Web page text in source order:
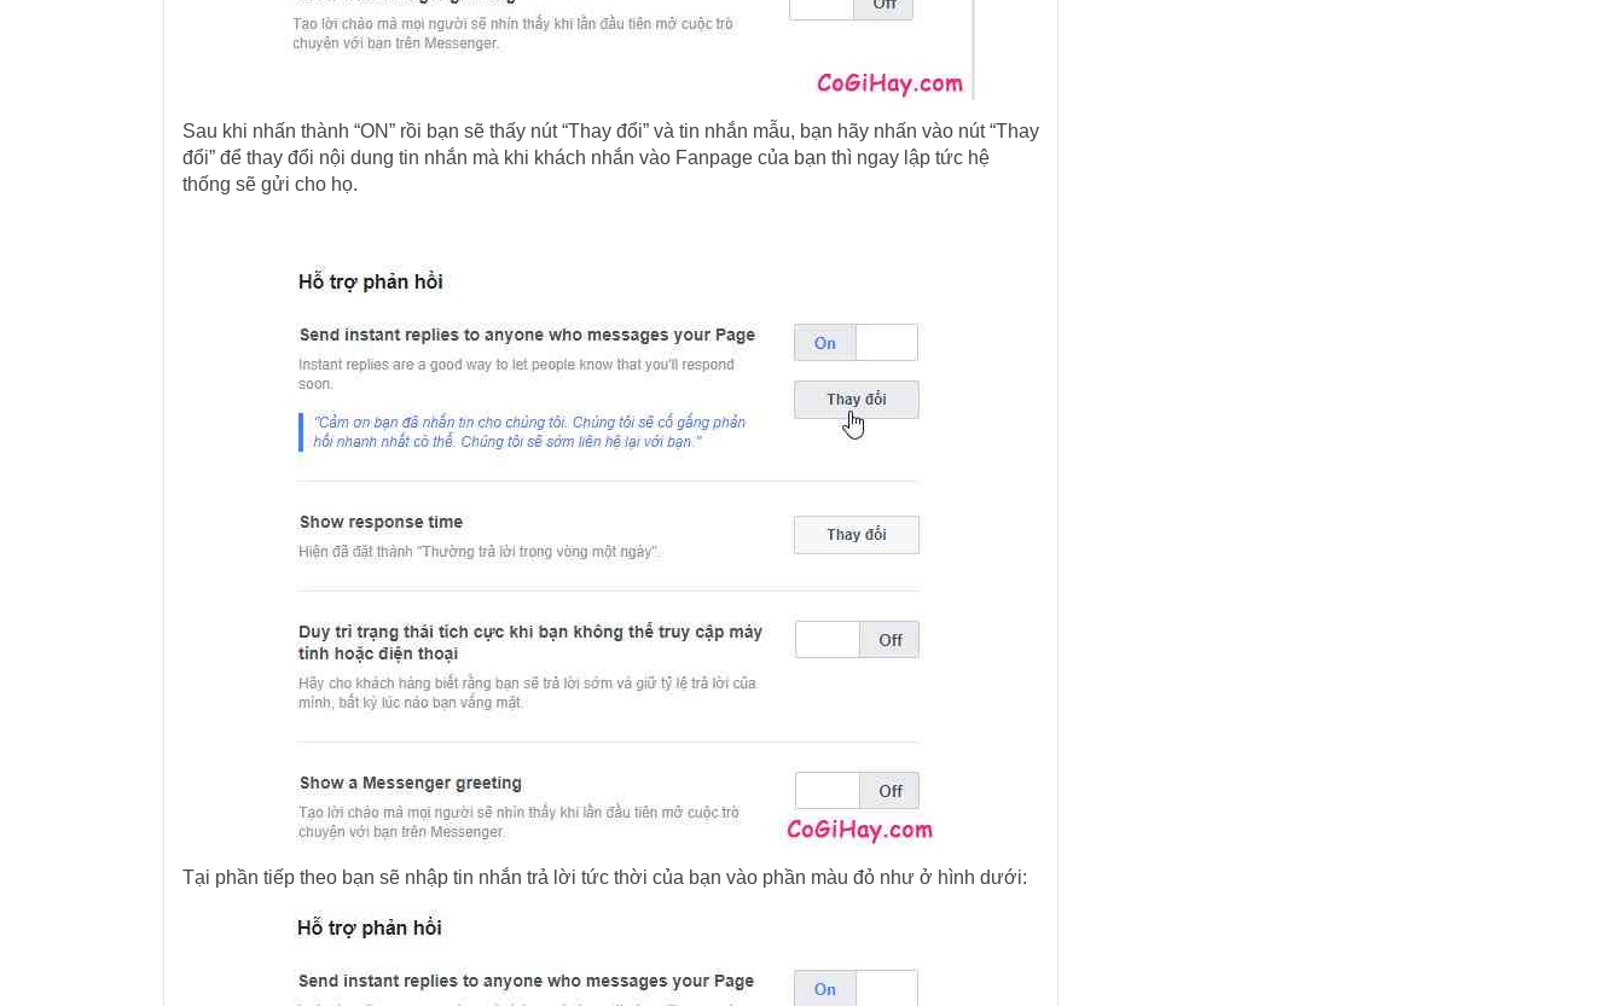
Sau khi nhấn thành “ON” rồi bạn sẽ thấy nút “Thay đổi” và tin nhắn mẫu, bạn hãy nhấn vào nút “Thay
đổi” để thay đổi nội dung tin nhắn mà khi khách nhắn vào Fanpage của bạn thì ngay lập tức hệ
thống sẽ gửi cho họ.
Tại phần tiếp theo bạn sẽ nhập tin nhắn trả lời tức thời của bạn vào phần màu đỏ như ở hình dưới: